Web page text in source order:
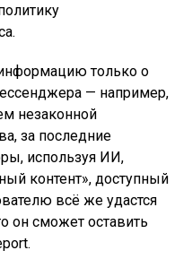
только о
— например,
незаконной
за последние
используя ИИ,
контент», доступный
всё же удастся
он сможет оставить